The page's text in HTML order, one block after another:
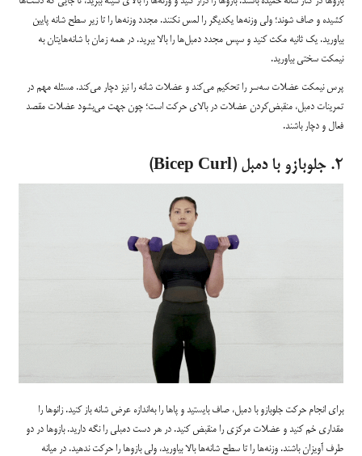
کشیده و صاف شوند؛ ولی وزنه‌ها یکدیگر را لمس نکنند. مجدد وزنه‌ها را تا زیر سطح شانه پایین
بیاورید. یک ثانیه مکث کنید و سپس مجدد دمبل‌ها را بالا ببرید. در همه زمان با شانه‌هایتان به
نیمکت سختی بیاورید.
پرس نیمکت عضلات سه‌سر را تحکیم می‌کند و عضلات شانه را نیز دچار می‌کند. مسئله مهم در
تمرینات دمبل، منقبض‌کردن عضلات در بالای حرکت است؛ چون جهت می‌بشود عضلات مقصد
فعال و دچار باشند.
۲. جلوبازو با دمبل (Bicep Curl)
برای انجام حرکت جلوبازو با دمبل، صاف بایستید و پاها را به‌اندازه عرض شانه باز کنید. زانوها را
مقداری خم کنید و عضلات مرکزی را منقبض کنید. در هر دست دمبلی را نگه دارید. بازوها در دو
طرف آویزان باشند. وزنه‌ها را تا سطح شانه‌ها بالا بیاورید، ولی بازوها را حرکت ندهید. در میانه